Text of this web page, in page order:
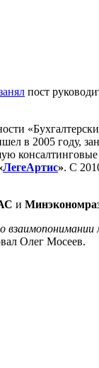
пост
в 2005 году,
ЛегеАртис». С
и
Олег Мосеев.